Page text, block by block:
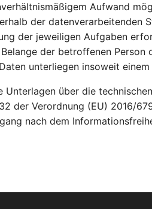
Aufwand
der datenverarbeitenden
der jeweiligen Aufgaben
der betroffenen
unterliegen insoweit
Unterlagen über die
der Verordnung (EU) 2016/
nach dem